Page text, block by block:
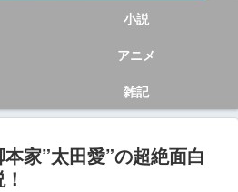
小説
アニメ
雑記
家”太田愛”の超絶面白